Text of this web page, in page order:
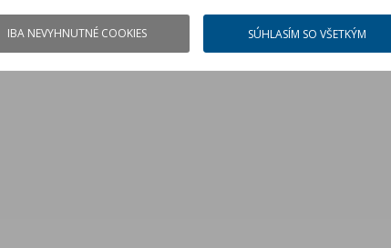
IBA NEVYHNUTNÉ COOKIES SÚHLASÍM SO VŠETKÝM